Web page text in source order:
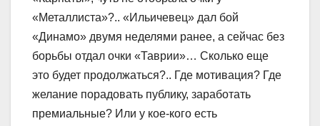
«Металлиста»?.. «Ильичевец» дал бой
«Динамо» двумя неделями ранее, а сейчас без
борьбы отдал очки «Таврии»… Сколько еще
это будет продолжаться?.. Где мотивация? Где
желание порадовать публику, заработать
премиальные? Или у кое-кого есть